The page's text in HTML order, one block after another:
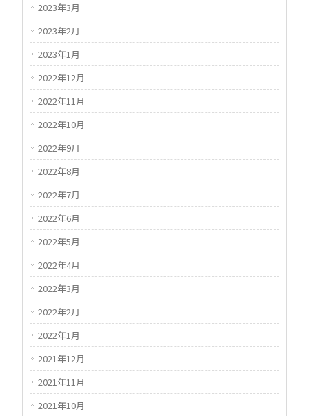
2023年3月
2023年2月
2023年1月
2022年12月
2022年11月
2022年10月
2022年9月
2022年8月
2022年7月
2022年6月
2022年5月
2022年4月
2022年3月
2022年2月
2022年1月
2021年12月
2021年11月
2021年10月